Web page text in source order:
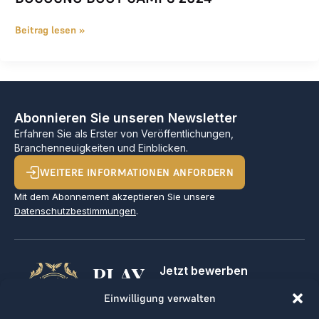
Einwilligung verwalten
Beitrag lesen »
Abonnieren Sie unseren Newsletter
Erfahren Sie als Erster von Veröffentlichungen,
Branchenneuigkeiten und Einblicken.
WEITERE INFORMATIONEN ANFORDERN
Mit dem Abonnement akzeptieren Sie unsere
Datenschutzbestimmungen.
PLAY
GOLF,
Jetzt bewerben
Kontakt